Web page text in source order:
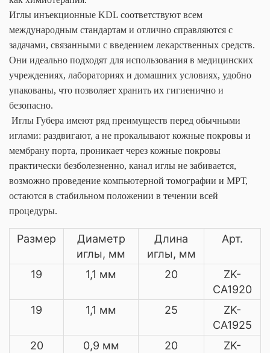
Иглы инъекционные KDL соответствуют всем
международным стандартам и отлично справляются с
задачами, связанными с введением лекарственных средств.
Они идеально подходят для использования в медицинских
учреждениях, лабораториях и домашних условиях, удобно
упакованы, что позволяет хранить их гигиенично и
безопасно.
Иглы Губера имеют ряд преимуществ перед обычными
иглами: раздвигают, а не прокалывают кожные покровы и
мембрану порта, проникает через кожные покровы
практически безболезненно, канал иглы не забивается,
возможно проведение компьютерной томографии и МРТ,
остаются в стабильном положении в течении всей
процедуры.
Размер
Диаметр
иглы, мм
Длина
иглы, мм
Арт.
19 1,1 мм 20
ZK-
CA1920
19
1,1 мм 25
ZK-
CA1925
20
0,9 мм 20
ZK-